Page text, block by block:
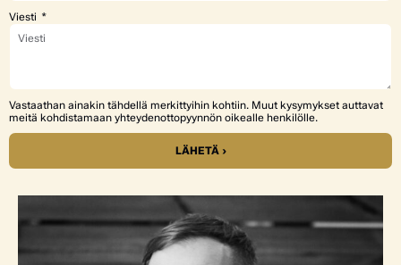
Viesti
Vastaathan ainakin tähdellä merkittyihin kohtiin. Muut kysymykset auttavat
meitä kohdistamaan yhteydenottopyynnön oikealle henkilölle.
LÄHETÄ ›